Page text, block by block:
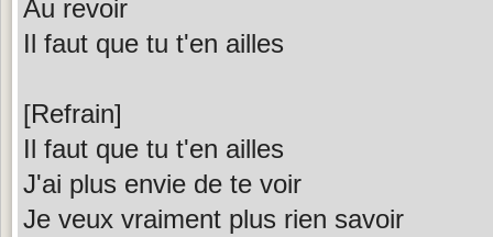
Au revoir
Il faut que tu t'en ailles
[Refrain]
Il faut que tu t'en ailles
J'ai plus envie de te voir
Je veux vraiment plus rien savoir